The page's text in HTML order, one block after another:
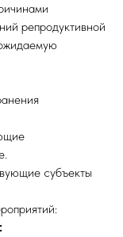
репродуктивной
субъекты